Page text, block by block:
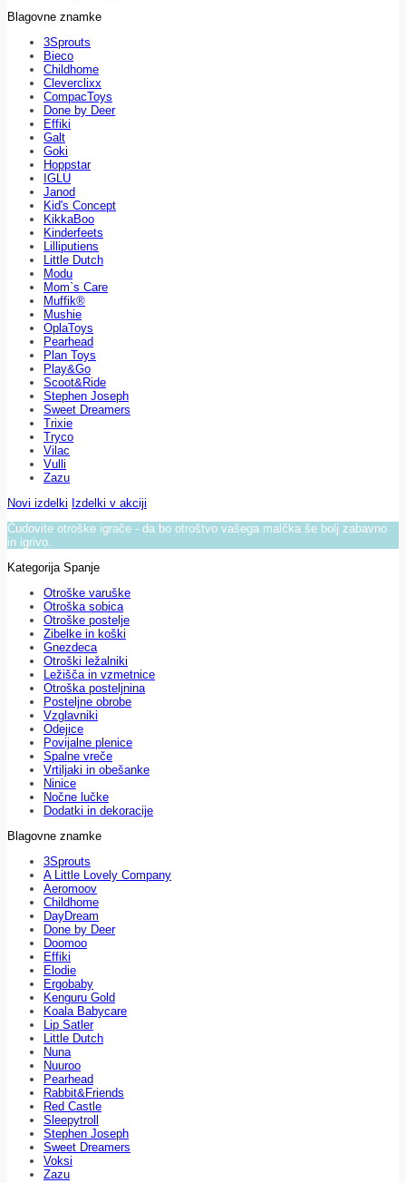
Blagovne znamke
3Sprouts
Bieco
Childhome
Cleverclixx
CompacToys
Done by Deer
Effiki
Galt
Goki
Hoppstar
IGLU
Janod
Kid's Concept
KikkaBoo
Kinderfeets
Lilliputiens
Little Dutch
Modu
Mom`s Care
Muffik®
Mushie
OplaToys
Pearhead
Plan Toys
Play&Go
Scoot&Ride
Stephen Joseph
Sweet Dreamers
Trixie
Tryco
Vilac
Vulli
Zazu
Novi izdelki Izdelki v akciji
Čudovite otroške igrače - da bo otroštvo vašega malčka še bolj zabavno
in igrivo.
Kategorija Spanje
Otroške varuške
Otroška sobica
Otroške postelje
Zibelke in koški
Gnezdeca
Otroški ležalniki
Ležišča in vzmetnice
Otroška posteljnina
Posteljne obrobe
Vzglavniki
Odejice
Povijalne plenice
Spalne vreče
Vrtiljaki in obešanke
Ninice
Nočne lučke
Dodatki in dekoracije
Blagovne znamke
3Sprouts
A Little Lovely Company
Aeromoov
Childhome
DayDream
Done by Deer
Doomoo
Effiki
Elodie
Ergobaby
Kenguru Gold
Koala Babycare
Lip Satler
Little Dutch
Nuna
Nuuroo
Pearhead
Rabbit&Friends
Red Castle
Sleepytroll
Stephen Joseph
Sweet Dreamers
Voksi
Zazu